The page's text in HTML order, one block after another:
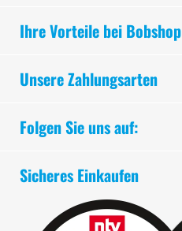
Ihre Vorteile bei Bobshop
Unsere Zahlungsarten
Folgen Sie uns auf:
Sicheres Einkaufen